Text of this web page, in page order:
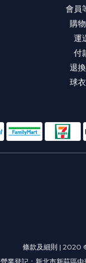
會員
購
運
付
退
球
條款及細則 | 2020